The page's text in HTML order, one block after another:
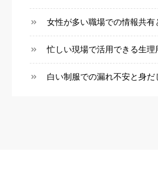
女性が多い職場での情報共有
忙しい現場で活用できる生理
白い制服での漏れ不安と身だ